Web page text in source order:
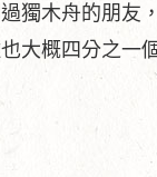
獨木舟的朋友
大概四分之一